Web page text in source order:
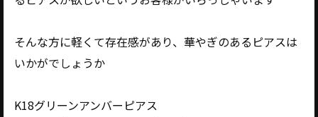
そんな方に軽くて存在感があり、華やぎのあるピアスは
いかがでしょうか
K18グリーンアンバーピアス